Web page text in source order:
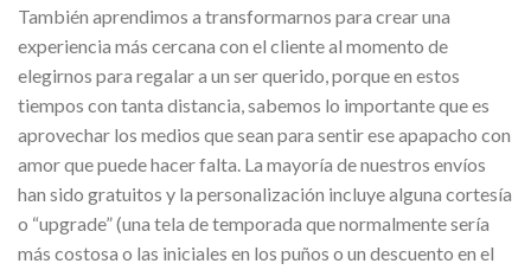
También aprendimos a transformarnos para crear una
experiencia más cercana con el cliente al momento de
elegirnos para regalar a un ser querido, porque en estos
tiempos con tanta distancia, sabemos lo importante que es
aprovechar los medios que sean para sentir ese apapacho con
amor que puede hacer falta. La mayoría de nuestros envíos
han sido gratuitos y la personalización incluye alguna cortesía
o “upgrade” (una tela de temporada que normalmente sería
más costosa o las iniciales en los puños o un descuento en el